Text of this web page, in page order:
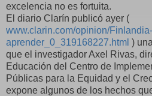
excelencia no es fortuita.
El diario Clarín publicó ayer (
www.clarin.com/opinion/
aprender_0_319168227.html )
que el investigador Axel Rivas,
Educación del Centro de
Públicas para la Equidad y el
expone algunos de los hechos